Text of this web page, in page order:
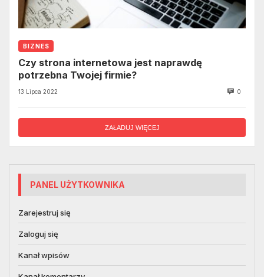
BIZNES
Czy strona internetowa jest naprawdę
potrzebna Twojej firmie?
13 Lipca 2022 0
ZAŁADUJ WIĘCEJ
PANEL UŻYTKOWNIKA
Zarejestruj się
Zaloguj się
Kanał wpisów